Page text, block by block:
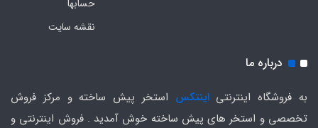
حسابها
نقشه سایت
درباره ما
به فروشگاه اینترنتیاینتکس استخر پیش ساخته و مرکز فروش
تخصصی و استخر های پیش ساخته خوش آمدید . فروش اینترنتی و